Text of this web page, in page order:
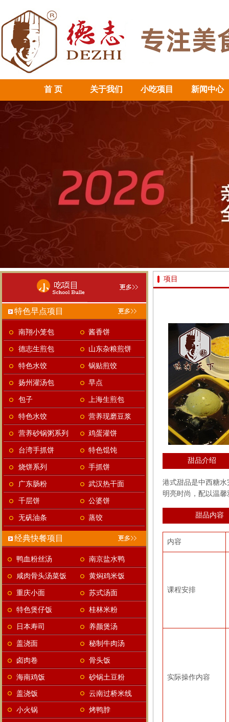
首 页 关于我们 小吃项目 新闻中心
特色早点项目
南翔小笼包 酱香饼
德志生煎包 山东杂粮煎饼
特色水饺 锅贴煎饺
扬州灌汤包 早点
包子 上海生煎包
特色水饺 营养现磨豆浆
营养砂锅粥系列 鸡蛋灌饼
台湾手抓饼 特色馄饨
烧饼系列 手抓饼
广东肠粉 武汉热干面
千层饼 公婆饼
无矾油条 蒸饺
经典快餐项目
鸭血粉丝汤 南京盐水鸭
咸肉骨头汤菜饭 黄焖鸡米饭
重庆小面 苏式汤面
特色煲仔饭 桂林米粉
日本寿司 养颜煲汤
盖浇面 秘制牛肉汤
卤肉卷 骨头饭
海南鸡饭 砂锅土豆粉
盖浇饭 云南过桥米线
小火锅 烤鸭脖
项目
甜品介绍
港式甜品是中西糖
明亮时尚，配以温
甜品内容
内容
课程安排
实际操作内容